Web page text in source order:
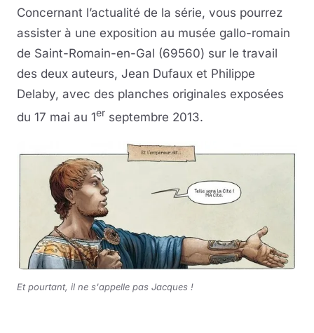
Concernant l’actualité de la série, vous pourrez
assister à une exposition au musée gallo-romain
de Saint-Romain-en-Gal (69560) sur le travail
des deux auteurs, Jean Dufaux et Philippe
Delaby, avec des planches originales exposées
du 17 mai au 1er septembre 2013.
Et pourtant, il ne s'appelle pas Jacques !